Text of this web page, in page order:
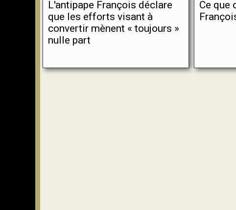
L'antipape François déclare
que les efforts visant à
convertir mènent « toujours »
nulle part
Ce que